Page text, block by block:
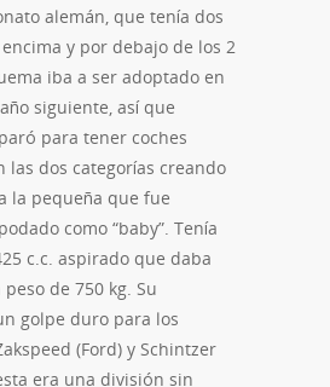
alemán, que tenía dos
y por debajo de los 2
iba a ser adoptado en
siguiente, así que
para tener coches
las dos categorías creando
la pequeña que fue
como “baby”. Tenía
c.c. aspirado que daba
de 750 kg. Su
golpe duro para los
(Ford) y Schintzer
era una división sin